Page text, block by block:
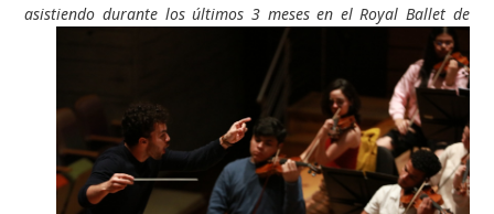
asistiendo durante losúltimos 3 meses en el Royal Ballet de